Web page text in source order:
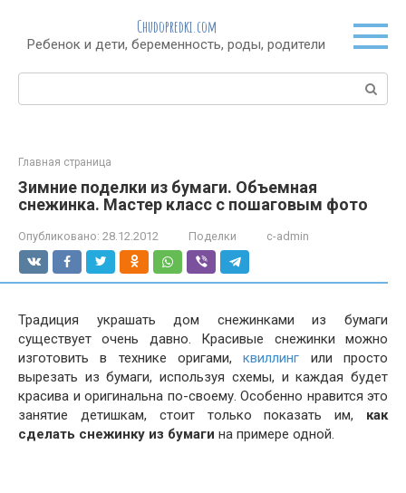
контенту
Chudopredki.com
Ребенок и дети, беременность, роды, родители
Поиск:
Главная страница
Зимние поделки из бумаги. Объемная
снежинка. Мастер класс с пошаговым фото
Опубликовано: 28.12.2012 Поделки c-admin
Традиция украшать дом снежинками из бумаги
существует очень давно. Красивые снежинки можно
изготовить в технике оригами,квиллинг или просто
вырезать из бумаги, используя схемы, и каждая будет
красива и оригинальна по-своему. Особенно нравится это
занятие детишкам, стоит только показать им, как
сделать снежинку из бумаги на примере одной.